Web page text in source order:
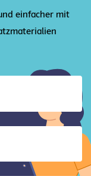
einfacher mit